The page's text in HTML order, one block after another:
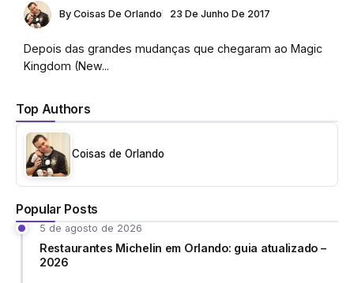
Top Authors
Coisas de Orlando
Popular Posts
5 de agosto de 2026
Restaurantes Michelin em Orlando: guia atualizado –
2026
By Coisas De Orlando 23 De Junho De 2017
Depois das grandes mudanças que chegaram ao Magic
Kingdom (New...